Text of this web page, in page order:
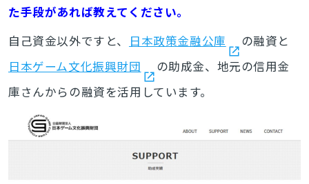
た手段があれば教えてください。
自己資金以外ですと、
日本政策金融公庫
の融資と
日本ゲーム文化振興財団
の助成金、地元の信用金
庫さんからの融資を活用しています。